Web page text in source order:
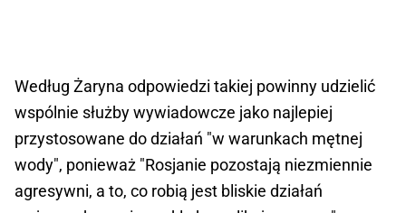
Według Żaryna odpowiedzi takiej powinny udzielić
wspólnie służby wywiadowcze jako najlepiej
przystosowane do działań "w warunkach mętnej
wody", ponieważ "Rosjanie pozostają niezmiennie
agresywni, a to, co robią jest bliskie działań